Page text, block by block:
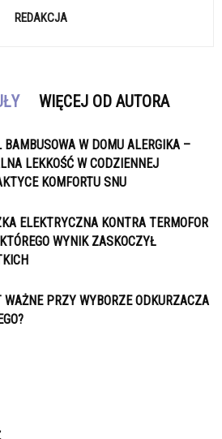
REDAKCJA
WIĘCEJ OD AUTORA
BAMBUSOWA W DOMU ALERGIKA –
LEKKOŚĆ W CODZIENNEJ
KOMFORTU SNU
ELEKTRYCZNA KONTRA TERMOFOR
WYNIK ZASKOCZYŁ
WAŻNE PRZY WYBORZE ODKURZACZA